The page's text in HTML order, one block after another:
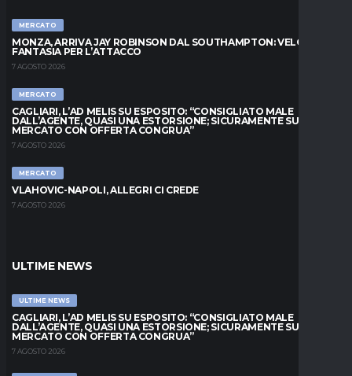
MERCATO
MONZA, ARRIVA JAY ROBINSON DAL SOUTHAMPTON: VELOCITÀ E
FANTASIA PER L’ATTACCO
7 AGOSTO 2026
MERCATO
CAGLIARI, L’AD MELIS SU ESPOSITO: “CONSIGLIATO MALE
DALL’AGENTE, QUASI UNA ESTORSIONE; SICURAMENTE SUL
MERCATO CON OFFERTA CONGRUA”
7 AGOSTO 2026
MERCATO
VLAHOVIC-NAPOLI, ALLEGRI CI CREDE
7 AGOSTO 2026
ULTIME NEWS
ULTIME NEWS
CAGLIARI, L’AD MELIS SU ESPOSITO: “CONSIGLIATO MALE
DALL’AGENTE, QUASI UNA ESTORSIONE; SICURAMENTE SUL
MERCATO CON OFFERTA CONGRUA”
7 AGOSTO 2026